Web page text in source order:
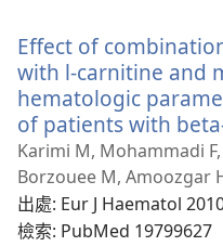
Effect of
with l-carnitine and
hematologic
of patients with
Karimi M, Mohammadi
Borzouee M, Amoozgar
出處‎: Eur J Haematol
檢索‎: PubMed 19799627